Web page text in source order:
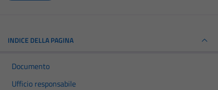
INDICE DELLA PAGINA
Documento
Ufficio responsabile